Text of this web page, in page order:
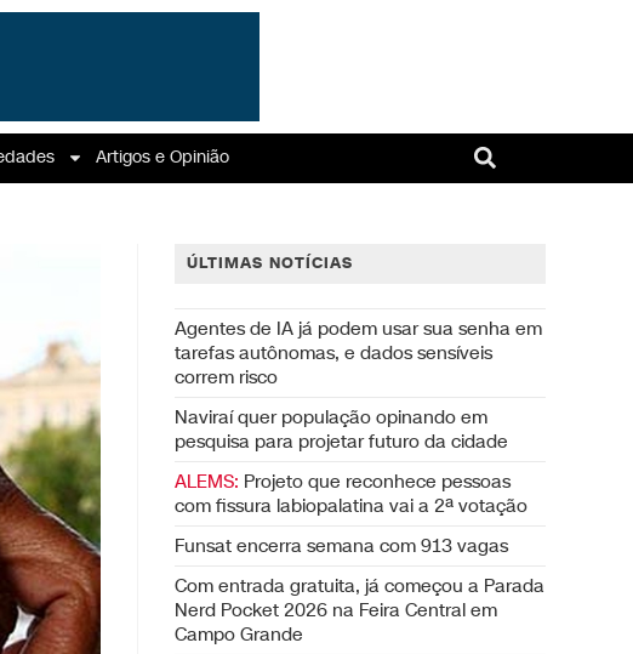
Artigos e Opinião
ÚLTIMAS NOTÍCIAS
Agentes de IA já podem usar sua senha em
tarefas autônomas, e dados sensíveis
correm risco
Naviraí quer população opinando em
pesquisa para projetar futuro da cidade
ALEMS: Projeto que reconhece pessoas
com fissura labiopalatina vai a 2ª votação
Funsat encerra semana com 913 vagas
Com entrada gratuita, já começou a Parada
Nerd Pocket 2026 na Feira Central em
Campo Grande